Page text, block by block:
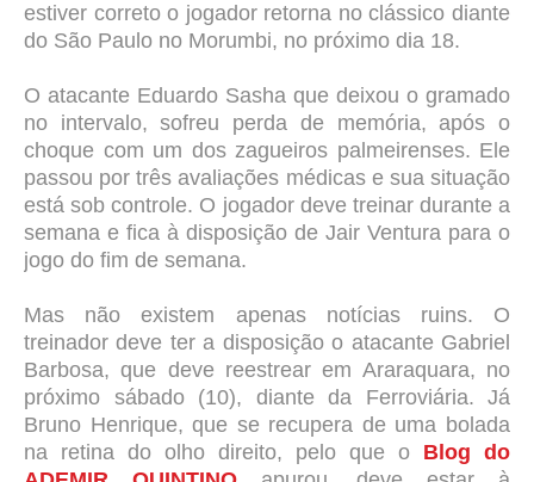
estiver correto o jogador retorna no clássico diante
do São Paulo no Morumbi, no próximo dia 18.
O atacante Eduardo Sasha que deixou o gramado
no intervalo, sofreu perda de memória, após o
choque com um dos zagueiros palmeirenses. Ele
passou por três avaliações médicas e sua situação
está sob controle. O jogador deve treinar durante a
semana e fica à disposição de Jair Ventura para o
jogo do fim de semana.
Mas não existem apenas notícias ruins. O
treinador deve ter a disposição o atacante Gabriel
Barbosa, que deve reestrear em Araraquara, no
próximo sábado (10), diante da Ferroviária. Já
Bruno Henrique, que se recupera de uma bolada
na retina do olho direito, pelo que o Blog do